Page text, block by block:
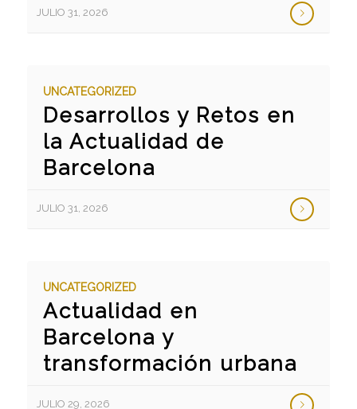
JULIO 31, 2026
UNCATEGORIZED
Desarrollos y Retos en
la Actualidad de
Barcelona
JULIO 31, 2026
UNCATEGORIZED
Actualidad en
Barcelona y
transformación urbana
JULIO 29, 2026